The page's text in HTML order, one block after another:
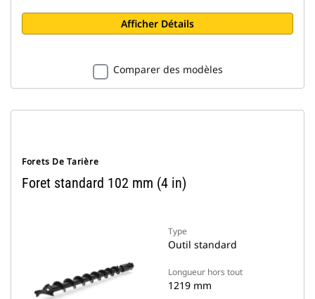
Afficher Détails
Comparer des modèles
Forets De Tarière
Foret standard 102 mm (4 in)
Type
Outil standard
Longueur hors tout
1219 mm